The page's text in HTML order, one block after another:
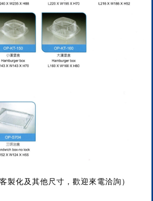
製化及其他尺寸，歡迎來電洽詢）